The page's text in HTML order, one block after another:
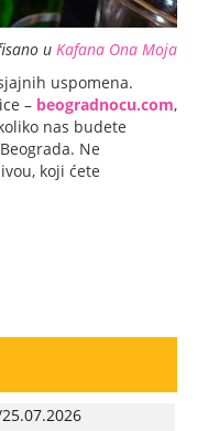
u Kafana Ona Moja
uspomena.
– beogradnocu.com,
nas budete
Ne
koji ćete